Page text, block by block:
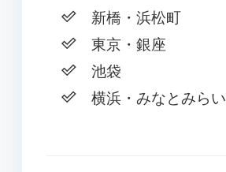
新橋・浜松町
東京・銀座
池袋
横浜・みなとみらい